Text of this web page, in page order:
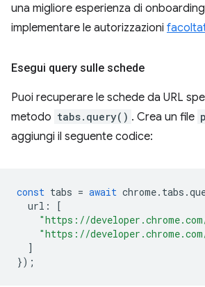
una migliore esperienza di
implementare le autorizzazioni
Esegui query sulle schede
Puoi recuperare le schede da URL
metodo tabs.query() . Crea un file
aggiungi il seguente codice:
const tabs = await chrome. tabs .
url :
[
"https://
"https://
]
});